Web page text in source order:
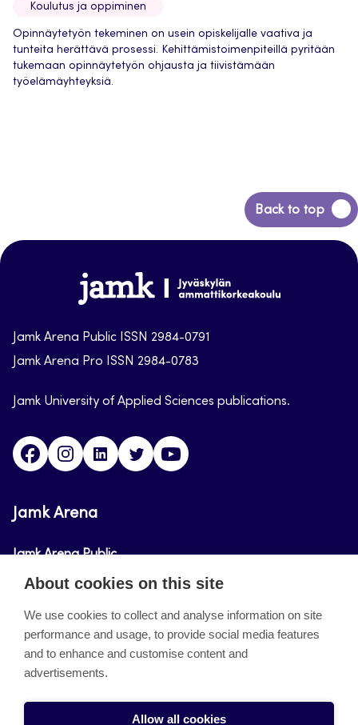
Koulutus ja oppiminen
Opinnäytetyön tekeminen on usein opiskelijalle vaativa ja
tunteita herättävä prosessi. Kehittämistoimenpiteillä pyritään
tukemaan opinnäytetyön ohjausta ja tiivistämään
työelämäyhteyksiä.
Back to top
Back
to
Jamk-
arena
Jamk Arena Public ISSN 2984-0791
Jamk Arena Pro ISSN 2984-0783
Jamk University of Applied Sciences publications.
FacebookInstagramLinkedinTwitter
Jamk Arena
Jamk Arena Public
Jamk Arena Pro
About the site
Accessibility Statement
About cookies on this site
We use cookies to collect and analyse information on site
performance and usage, to provide social media features
and to enhance and customise content and
advertisements.
Allow all cookies